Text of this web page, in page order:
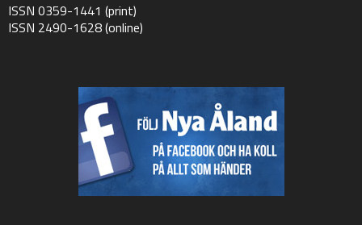
ISSN 0359-1441 (print)
ISSN 2490-1628 (online)